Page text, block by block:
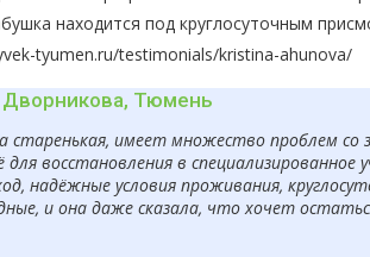
находится под круглосуточным
tyumen.ru/testimonials/kristina-ahunova/
Дворникова, Тюмень
старенькая, имеет множество проблем со
восстановления в
надёжные условия проживания,
и она даже сказала, что хочет